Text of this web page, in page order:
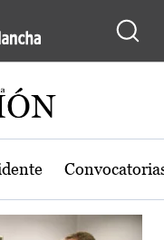
de Castilla-